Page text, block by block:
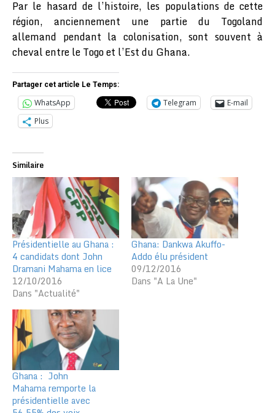
Par le hasard de l’histoire, les populations de cette
région, anciennement une partie du Togoland
allemand pendant la colonisation, sont souvent à
cheval entre le Togo et l’Est du Ghana.
Partager cet article Le Temps:
WhatsApp Telegram
E-mail
Plus
Similaire
Présidentielle au Ghana :
4 candidats dont John
Dramani Mahama en lice
12/10/2016
Dans "Actualité"
Ghana: Dankwa Akuffo-
Addo élu président
09/12/2016
Dans "A La Une"
Ghana : John
Mahama remporte la
présidentielle avec